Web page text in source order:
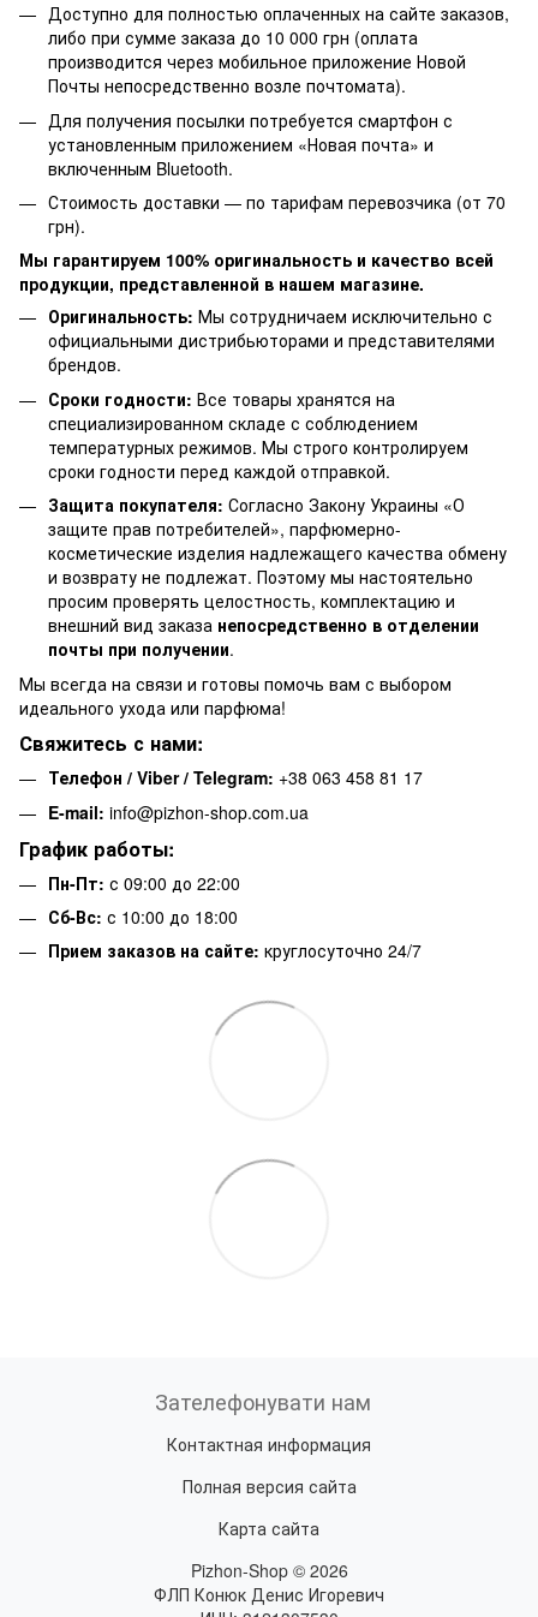
Доступно для полностью оплаченных на сайте заказов,
либо при сумме заказа до 10 000 грн (оплата
производится через мобильное приложение Новой
Почты непосредственно возле почтомата).
Для получения посылки потребуется смартфон с
установленным приложением «Новая почта» и
включенным Bluetooth.
Стоимость доставки — по тарифам перевозчика (от 70
грн).
Мы гарантируем 100% оригинальность и качество всей
продукции, представленной в нашем магазине.
Оригинальность: Мы сотрудничаем исключительно с
официальными дистрибьюторами и представителями
брендов.
Сроки годности: Все товары хранятся на
специализированном складе с соблюдением
температурных режимов. Мы строго контролируем
сроки годности перед каждой отправкой.
Защита покупателя: Согласно Закону Украины «О
защите прав потребителей», парфюмерно-
косметические изделия надлежащего качества обмену
и возврату не подлежат. Поэтому мы настоятельно
просим проверять целостность, комплектацию и
внешний вид заказа непосредственно в отделении
почты при получении.
Мы всегда на связи и готовы помочь вам с выбором
идеального ухода или парфюма!
Свяжитесь с нами:
Телефон / Viber / Telegram: +38 063 458 81 17
E-mail: info@pizhon-shop.com.ua
График работы:
Пн-Пт: с 09:00 до 22:00
Сб-Вс: с 10:00 до 18:00
Прием заказов на сайте: круглосуточно 24/7
Зателефонувати нам
Контактная информация
Полная версия сайта
Карта сайта
Pizhon-Shop © 2026
ФЛП Конюк Денис Игоревич